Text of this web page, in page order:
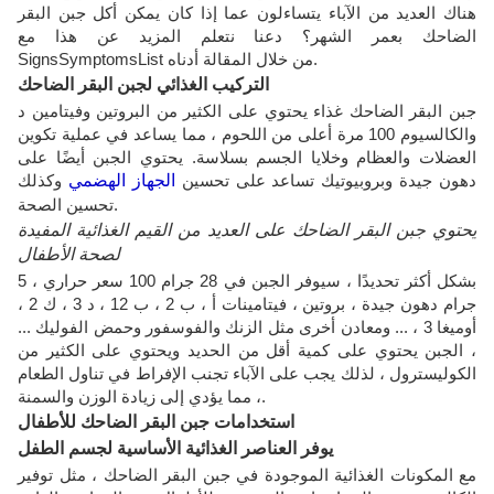
هناك العديد من الآباء يتساءلون عما إذا كان يمكن أكل جبن البقر
الضاحك بعمر الشهر؟ دعنا نتعلم المزيد عن هذا مع
SignsSymptomsList من خلال المقالة أدناه.
التركيب الغذائي لجبن البقر الضاحك
جبن البقر الضاحك غذاء يحتوي على الكثير من البروتين وفيتامين د
والكالسيوم 100 مرة أعلى من اللحوم ، مما يساعد في عملية تكوين
العضلات والعظام وخلايا الجسم بسلاسة. يحتوي الجبن أيضًا على
دهون جيدة وبروبيوتيك تساعد على تحسين
الجهاز الهضمي وكذلك
تحسين الصحة.
يحتوي جبن البقر الضاحك على العديد من القيم الغذائية المفيدة
لصحة الأطفال
بشكل أكثر تحديدًا ، سيوفر الجبن في 28 جرام 100 سعر حراري ، 5
جرام دهون جيدة ، بروتين ، فيتامينات أ ، ب 2 ، ب 12 ، د 3 ، ك 2 ،
أوميغا 3 ، ... ومعادن أخرى مثل الزنك والفوسفور وحمض الفوليك ...
، الجبن يحتوي على كمية أقل من الحديد ويحتوي على الكثير من
الكوليسترول ، لذلك يجب على الآباء تجنب الإفراط في تناول الطعام
، مما يؤدي إلى زيادة الوزن والسمنة.
استخدامات جبن البقر الضاحك للأطفال
يوفر العناصر الغذائية الأساسية لجسم الطفل
مع المكونات الغذائية الموجودة في جبن البقر الضاحك ، مثل توفير